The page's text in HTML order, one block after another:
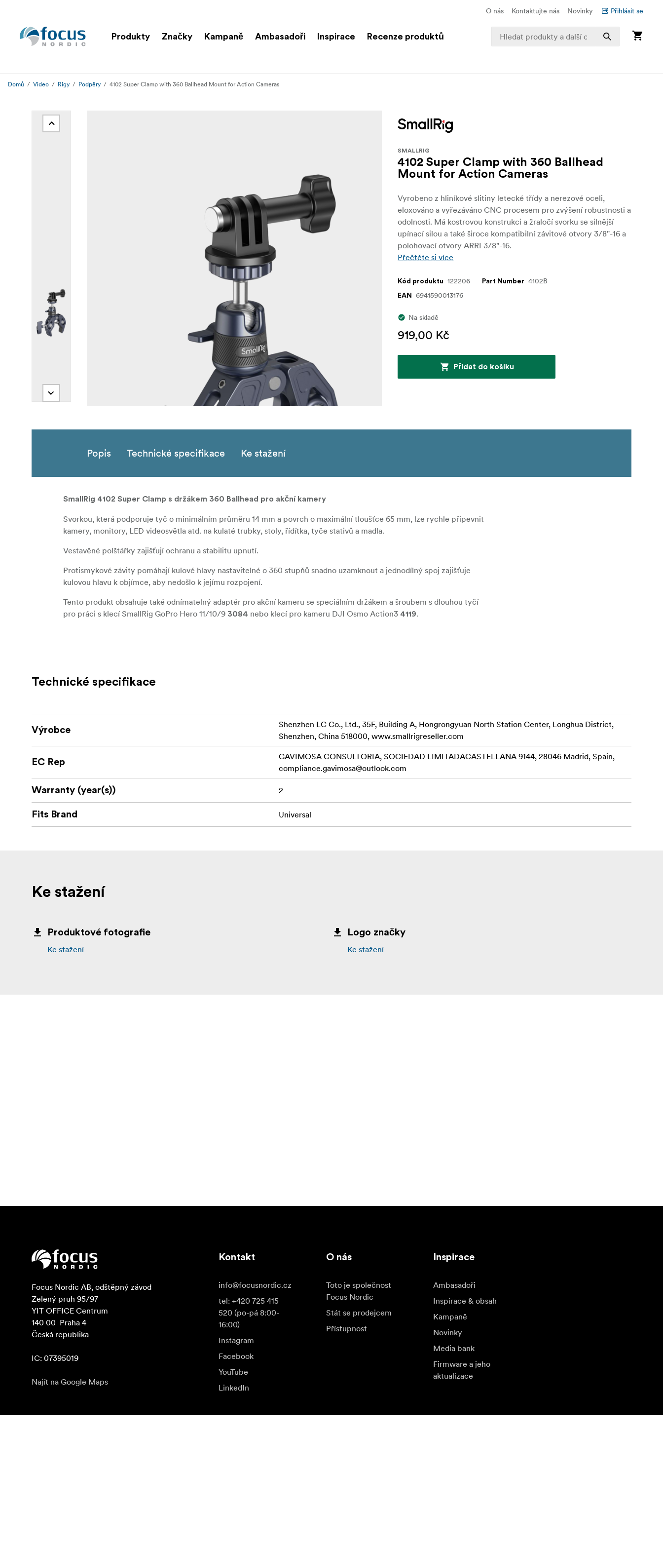
O nás Kontaktujte nás Novinky Přihlásit se
Produkty Značky Kampaně Ambasadoři Inspirace Recenze produktů
Domů Video Rigy Podpěry 4102 Super Clamp with 360 Ballhead Mount for Action Cameras
SMALLRIG
4102 Super Clamp with 360 Ballhead
Mount for Action Cameras
Vyrobeno z hliníkové slitiny letecké třídy a nerezové oceli,
eloxováno a vyřezáváno CNC procesem pro zvýšení robustnosti a
odolnosti. Má kostrovou konstrukci a žraločí svorku se silnější
upínací silou a také široce kompatibilní závitové otvory 3/8"-16 a
polohovací otvory ARRI 3/8"-16.
Přečtěte si více
Kód produktu 122206 Part Number 4102B
EAN 6941590013176
Na skladě
919,00 Kč
Přidat do košíku
Popis Technické specifikace Ke stažení
SmallRig 4102 Super Clamp s držákem 360 Ballhead pro akční kamery
Svorkou, která podporuje tyč o minimálním průměru 14 mm a povrch o maximální tloušťce 65 mm, lze rychle připevnit
kamery, monitory, LED videosvětla atd. na kulaté trubky, stoly, řídítka, tyče stativů a madla.
Vestavěné polštářky zajišťují ochranu a stabilitu upnutí.
Protismykové závity pomáhají kulové hlavy nastavitelné o 360 stupňů snadno uzamknout a jednodílný spoj zajišťuje
kulovou hlavu k objímce, aby nedošlo k jejímu rozpojení.
Tento produkt obsahuje také odnímatelný adaptér pro akční kameru se speciálním držákem a šroubem s dlouhou tyčí
pro práci s klecí SmallRig GoPro Hero 11/10/9 3084 nebo klecí pro kameru DJI Osmo Action3 4119.
Balení obsahuje:
1 x Super svorka s držákem na kulovou hlavu (šroub 1/4"-20)
Technické specifikace
Výrobce
Shenzhen LC Co., Ltd., 35F, Building A, Hongrongyuan North Station Center, Longhua District,
Shenzhen, China 518000, www.smallrigreseller.com
EC Rep
GAVIMOSA CONSULTORIA, SOCIEDAD LIMITADACASTELLANA 9144, 28046 Madrid, Spain,
compliance.gavimosa@outlook.com
Warranty (year(s)) 2
Fits Brand Universal
Ke stažení
Produktové fotografie
Ke stažení
Logo značky
Ke stažení
Focus Nordic AB, odštěpný závod
Zelený pruh 95/97
YIT OFFICE Centrum
140 00  Praha 4
Česká republika
IC: 07395019
Najít na Google Maps
Kontakt
info@focusnordic.cz
tel: +420 725 415
520 (po-pá 8:00-
16:00)
Instagram
Facebook
YouTube
LinkedIn
O nás
Toto je společnost
Focus Nordic
Stát se prodejcem
Přístupnost
Inspirace
Ambasadoři
Inspirace & obsah
Kampaně
Novinky
Media bank
Firmware a jeho
aktualizace